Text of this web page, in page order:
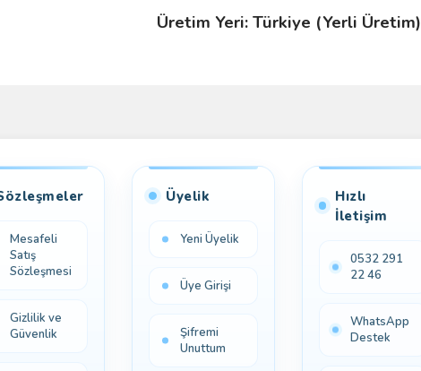
Üretim Yeri: Türkiye (Yerli Üretim)
Mesafeli
Satış
Sözleşmesi
Gizlilik ve
Güvenlik
Üyelik
Yeni Üyelik
Üye Girişi
Şifremi
Unuttum
Hızlı
İletişim
0532 291
22 46
WhatsApp
Destek